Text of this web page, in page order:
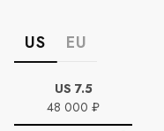
US EU
US 7.5
48 000 ₽